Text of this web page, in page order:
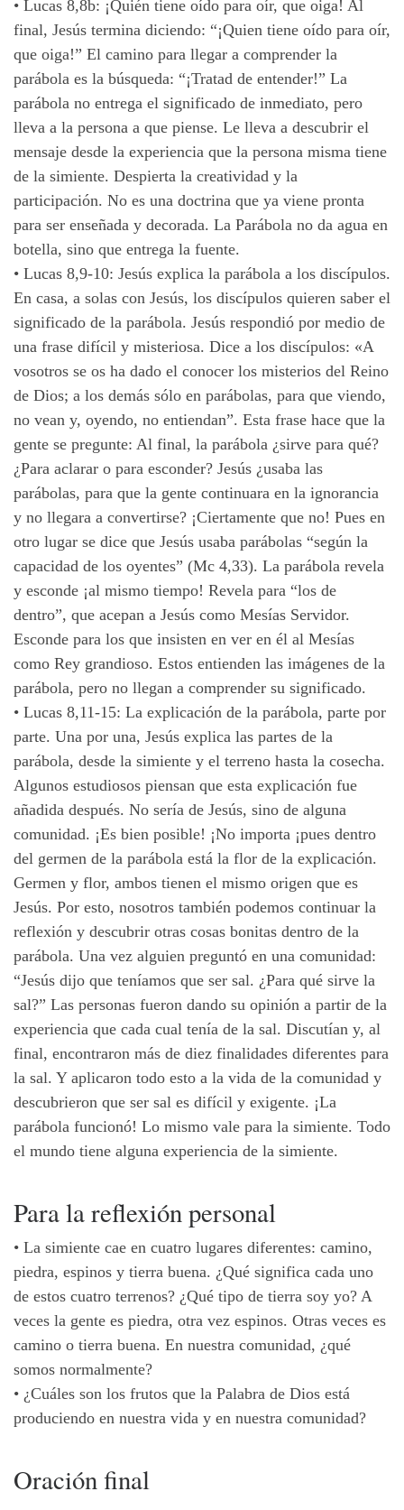
• Lucas 8,8b: ¡Quién tiene oído para oír, que oiga! Al
final, Jesús termina diciendo: “¡Quien tiene oído para oír,
que oiga!” El camino para llegar a comprender la
parábola es la búsqueda: “¡Tratad de entender!” La
parábola no entrega el significado de inmediato, pero
lleva a la persona a que piense. Le lleva a descubrir el
mensaje desde la experiencia que la persona misma tiene
de la simiente. Despierta la creatividad y la
participación. No es una doctrina que ya viene pronta
para ser enseñada y decorada. La Parábola no da agua en
botella, sino que entrega la fuente.
• Lucas 8,9-10: Jesús explica la parábola a los discípulos.
En casa, a solas con Jesús, los discípulos quieren saber el
significado de la parábola. Jesús respondió por medio de
una frase difícil y misteriosa. Dice a los discípulos: «A
vosotros se os ha dado el conocer los misterios del Reino
de Dios; a los demás sólo en parábolas, para que viendo,
no vean y, oyendo, no entiendan”. Esta frase hace que la
gente se pregunte: Al final, la parábola ¿sirve para qué?
¿Para aclarar o para esconder? Jesús ¿usaba las
parábolas, para que la gente continuara en la ignorancia
y no llegara a convertirse? ¡Ciertamente que no! Pues en
otro lugar se dice que Jesús usaba parábolas “según la
capacidad de los oyentes” (Mc 4,33). La parábola revela
y esconde ¡al mismo tiempo! Revela para “los de
dentro”, que acepan a Jesús como Mesías Servidor.
Esconde para los que insisten en ver en él al Mesías
como Rey grandioso. Estos entienden las imágenes de la
parábola, pero no llegan a comprender su significado.
• Lucas 8,11-15: La explicación de la parábola, parte por
parte. Una por una, Jesús explica las partes de la
parábola, desde la simiente y el terreno hasta la cosecha.
Algunos estudiosos piensan que esta explicación fue
añadida después. No sería de Jesús, sino de alguna
comunidad. ¡Es bien posible! ¡No importa ¡pues dentro
del germen de la parábola está la flor de la explicación.
Germen y flor, ambos tienen el mismo origen que es
Jesús. Por esto, nosotros también podemos continuar la
reflexión y descubrir otras cosas bonitas dentro de la
parábola. Una vez alguien preguntó en una comunidad:
“Jesús dijo que teníamos que ser sal. ¿Para qué sirve la
sal?” Las personas fueron dando su opinión a partir de la
experiencia que cada cual tenía de la sal. Discutían y, al
final, encontraron más de diez finalidades diferentes para
la sal. Y aplicaron todo esto a la vida de la comunidad y
descubrieron que ser sal es difícil y exigente. ¡La
parábola funcionó! Lo mismo vale para la simiente. Todo
el mundo tiene alguna experiencia de la simiente.
Paralareflexiónpersonal
• La simiente cae en cuatro lugares diferentes: camino,
piedra, espinos y tierra buena. ¿Qué significa cada uno
de estos cuatro terrenos? ¿Qué tipo de tierra soy yo? A
veces la gente es piedra, otra vez espinos. Otras veces es
camino o tierra buena. En nuestra comunidad, ¿qué
somos normalmente?
• ¿Cuáles son los frutos que la Palabra de Dios está
produciendo en nuestra vida y en nuestra comunidad?
Oración final